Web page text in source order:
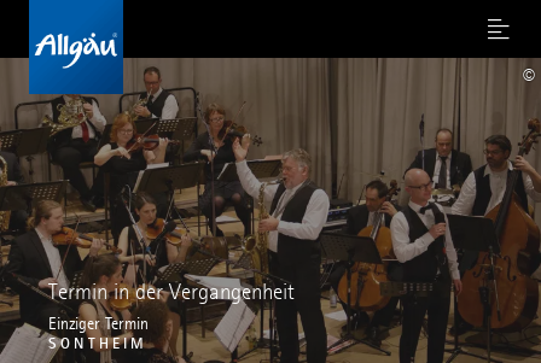
Menu
Termin in der Vergangenheit
Einziger Termin
SONTHEIM
©